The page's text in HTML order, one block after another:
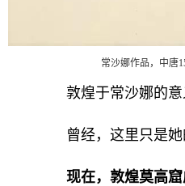
常沙娜作品，中唐
敦煌于常沙娜的意
曾经，这里只是她
现在，敦煌莫高窟